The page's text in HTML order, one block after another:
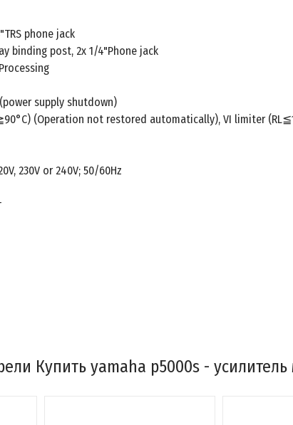
phone jack
binding post, 2x 1/4"Phone jack
supply shutdown)
(Operation not restored automatically), VI limiter
230V or 240V; 50/60Hz
Купить yamaha p5000s -